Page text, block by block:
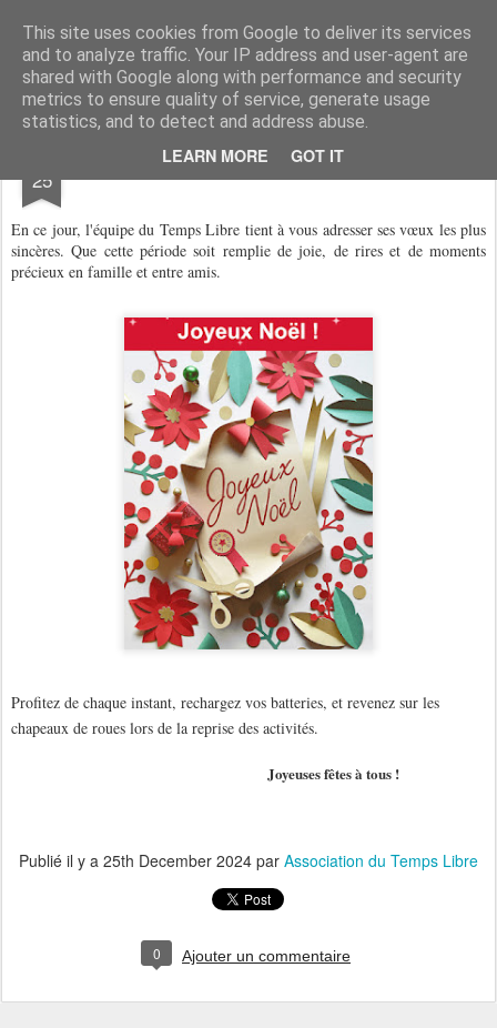
This site uses cookies from Google to deliver its services
and to analyze traffic. Your IP address and user-agent are
shared with Google along with performance and security
metrics to ensure quality of service, generate usage
statistics, and to detect and address abuse.
LEARN MORE GOT IT
Association du Temps Libre de Siros Association sportive et socio-culturelle
Pages
25 BELLES FETES
En ce jour, l'équipe du Temps Libre tient à vous adresser ses vœux les plus
sincères. Que cette période soit remplie de joie, de rires et de moments
précieux en famille et entre amis.
Profitez de chaque instant, rechargez vos batteries, et revenez sur les
chapeaux de roues lors de la reprise des activités.
Joyeuses fêtes à tous !
Publié il y a 25th December 2024 par Association du Temps Libre
0 Ajouter un commentaire